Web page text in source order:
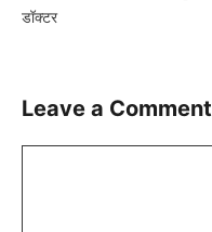
डॉक्टर
Leave a Comment